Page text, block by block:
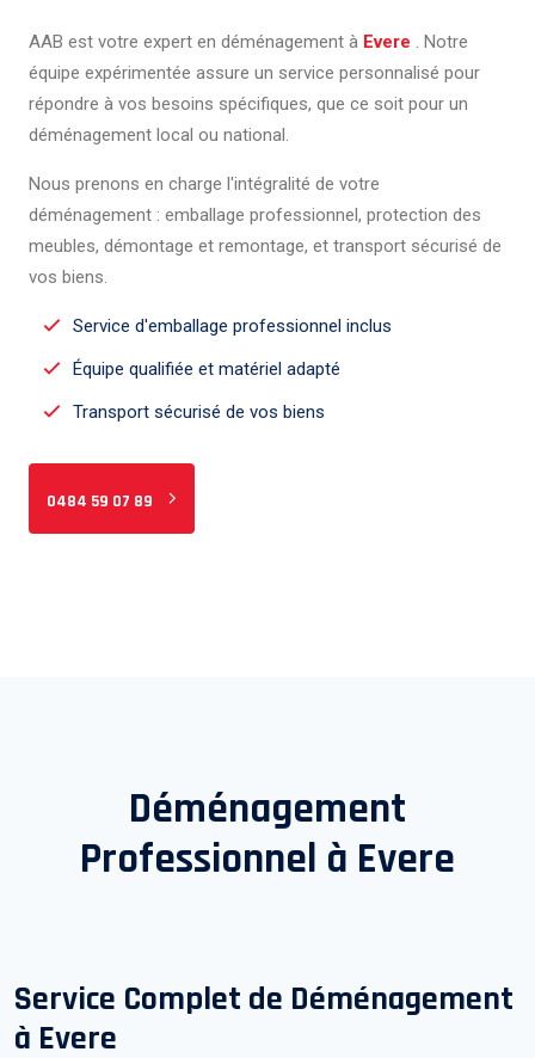
AAB est votre expert en déménagement à Evere . Notre
équipe expérimentée assure un service personnalisé pour
répondre à vos besoins spécifiques, que ce soit pour un
déménagement local ou national.
Nous prenons en charge l'intégralité de votre
déménagement : emballage professionnel, protection des
meubles, démontage et remontage, et transport sécurisé de
vos biens.
Service d'emballage professionnel inclus
Équipe qualifiée et matériel adapté
Transport sécurisé de vos biens
0484 59 07 89
Déménagement
Professionnel à Evere
Service Complet de Déménagement
à Evere